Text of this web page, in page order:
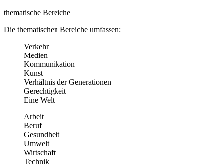
thematische Bereiche
Die thematischen Bereiche umfassen:
Verkehr
Medien
Kommunikation
Kunst
Verhältnis der Generationen
Gerechtigkeit
Eine Welt
Arbeit
Beruf
Gesundheit
Umwelt
Wirtschaft
Technik